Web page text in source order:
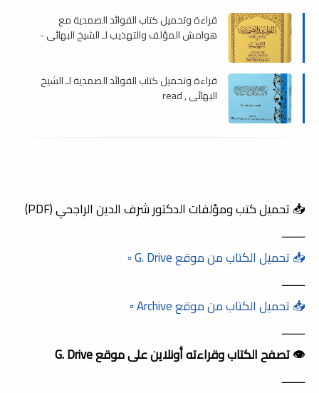
قراءة وتحميل كتاب الفوائد الصمدية مع
هوامش المؤلف والتهذيب لـ الشيخ البهائى -
قراءة وتحميل كتاب الفوائد الصمدية لـ الشيخ
البهائى , read
📥 تحميل كتب ومؤلفات الدكتور شرف الدين الراجحي (PDF)
ــــــــ
📥 تحميل الكتاب من موقع G. Drive ▫️
ــــــــ
📥 تحميل الكتاب من موقع Archive ▫️
ــــــــ
👁️ تصفح الكتاب وقراءته أونلاين على موقع G. Drive
ــــــــ